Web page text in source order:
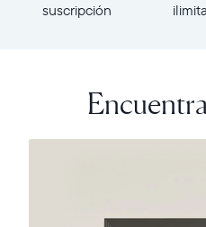
suscripción